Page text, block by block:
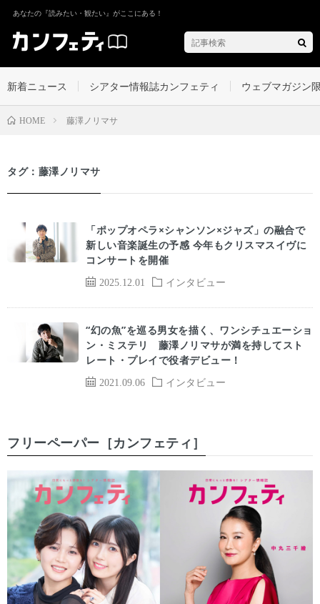
あなたの『読みたい・観たい』がここにある！
新着ニュース シアター情報誌カンフェティ ウェブマガジン
HOME 藤澤ノリマサ
タグ：藤澤ノリマサ
2025.12.01 インタビュー
「ポップオペラ×シャンソン×ジャズ」の融合で
新しい音楽誕生の予感 今年もクリスマスイヴに
コンサートを開催
2021.09.06 インタビュー
“幻の魚”を巡る男女を描く、ワンシチュエーショ
ン・ミステリ 藤澤ノリマサが満を持してスト
レート・プレイで役者デビュー！
フリーペーパー［カンフェティ］